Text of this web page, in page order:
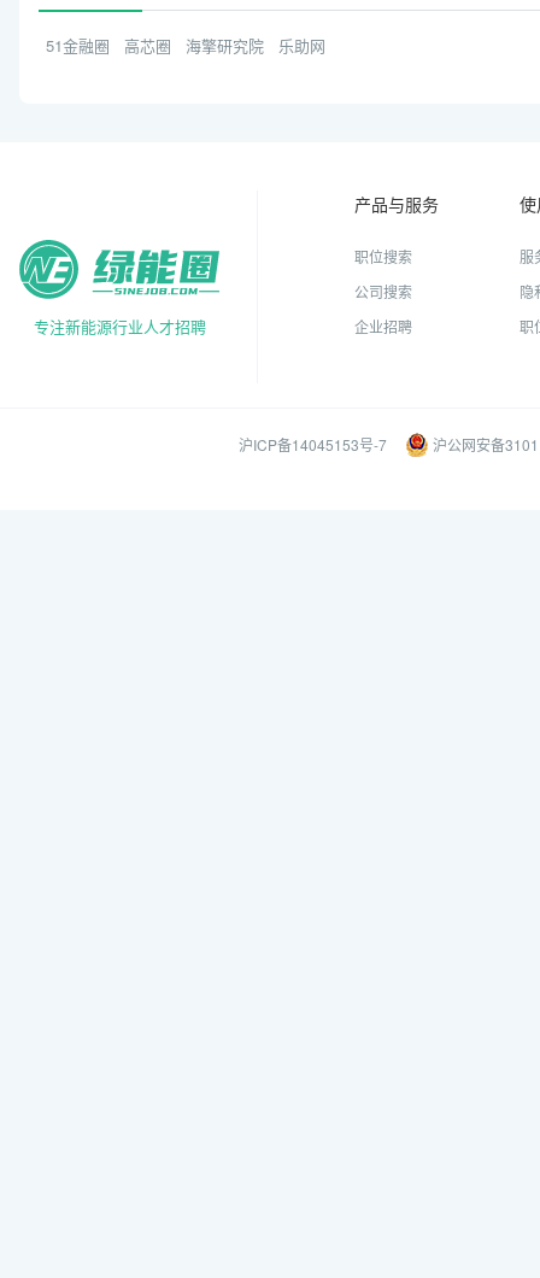
51金融圈 高芯圈 海擎研究院 乐助网
专注新能源行业人才招聘
产品与服务
职位搜索
公司搜索
企业招聘
服
隐
职
沪ICP备14045153号-7 沪公网安备